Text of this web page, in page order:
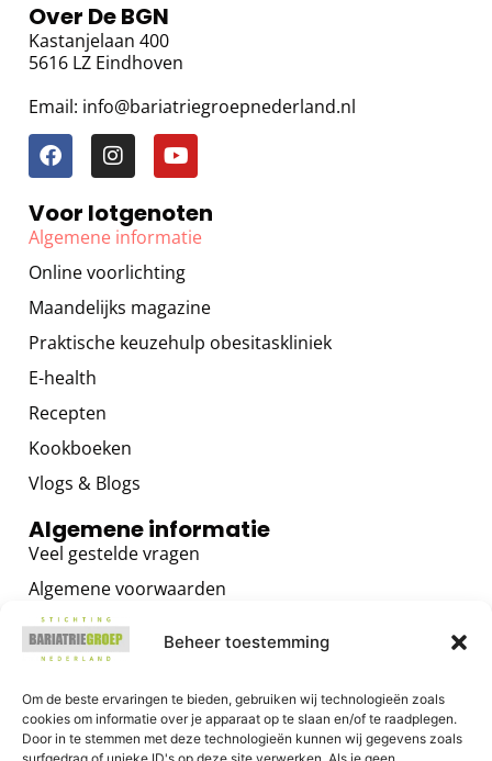
Beheer toestemming
Om de beste ervaringen te bieden, gebruiken wij technologieën zoals
cookies om informatie over je apparaat op te slaan en/of te raadplegen.
Door in te stemmen met deze technologieën kunnen wij gegevens zoals
Over De BGN
Kastanjelaan 400
5616 LZ Eindhoven
Email: info@bariatriegroepnederland.nl
Voor lotgenoten
Algemene informatie
Online voorlichting
Maandelijks magazine
Praktische keuzehulp obesitaskliniek
E-health
Recepten
Kookboeken
Vlogs & Blogs
Algemene informatie
Veel gestelde vragen
Algemene voorwaarden
Privacybeleid
Contact
Voor zorgverleners
Algemene informatie